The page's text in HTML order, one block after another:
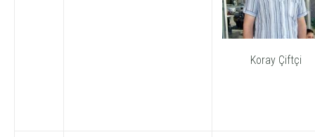
Koray Çiftçi